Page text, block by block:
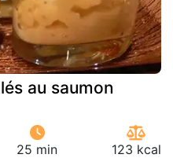
au saumon
25 min 123 kcal